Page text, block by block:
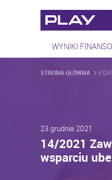
WYNIKI
STRONA GŁÓWNA
23 grudnia 2021
14/2021
wsparciu